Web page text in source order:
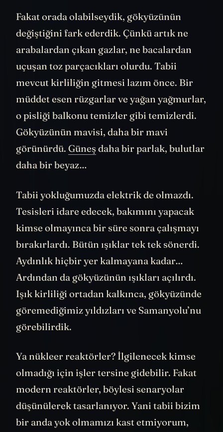
Fakat orada olabilseydik, gökyüzünün
değiştiğini fark ederdik. Çünkü artık ne
arabalardan çıkan gazlar, ne bacalardan
uçuşan toz parçacıkları olurdu. Tabii
mevcut kirliliğin gitmesi lazım önce. Bir
müddet esen rüzgarlar ve yağan yağmurlar,
o pisliği balkonu temizler gibi temizlerdi.
Gökyüzünün mavisi, daha bir mavi
görünürdü. Güneş daha bir parlak, bulutlar
daha bir beyaz…
Tabii yokluğumuzda elektrik de olmazdı.
Tesisleri idare edecek, bakımını yapacak
kimse olmayınca bir süre sonra çalışmayı
bırakırlardı. Bütün ışıklar tek tek sönerdi.
Aydınlık hiçbir yer kalmayana kadar…
Ardından da gökyüzünün ışıkları açılırdı.
Işık kirliliği ortadan kalkınca, gökyüzünde
göremediğimiz yıldızları ve Samanyolu’nu
görebilirdik.
Ya nükleer reaktörler? İlgilenecek kimse
olmadığı için işler tersine gidebilir. Fakat
modern reaktörler, böylesi senaryolar
düşünülerek tasarlanıyor. Yani tabii bizim
bir anda yok olmamızı kast etmiyorum,